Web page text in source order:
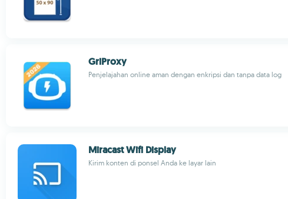
GriProxy
Penjelajahan online aman dengan enkripsi dan tanpa data log
Miracast Wifi Display
Kirim konten di ponsel Anda ke layar lain